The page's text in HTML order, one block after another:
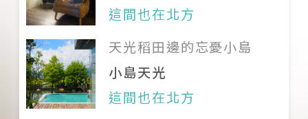
車，約 10 分鐘，約 200 元
（時間與價格僅供參考）
這間也在北方
天光稻田邊的忘憂小島
小島天光
這間也在北方